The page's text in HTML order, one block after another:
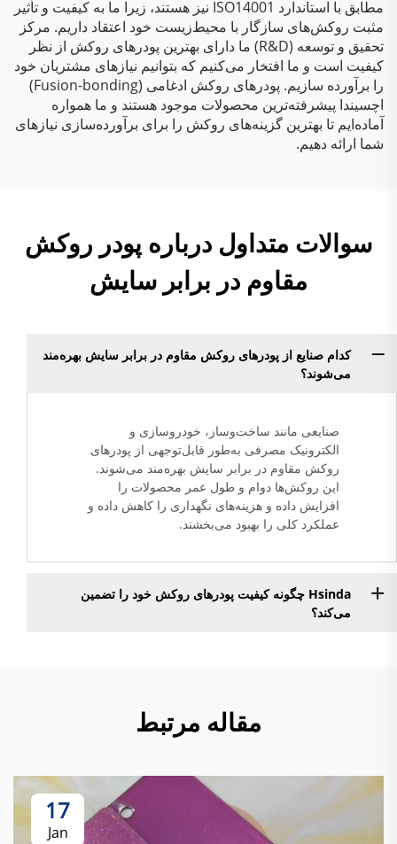
مطابق با استاندارد ISO14001 نیز هستند، زیرا ما به کیفیت و تأثیر
مثبت روکش‌های سازگار با محیط‌زیست خود اعتقاد داریم. مرکز
تحقیق و توسعه (R&D) ما دارای بهترین پودرهای روکش از نظر
کیفیت است و ما افتخار می‌کنیم که بتوانیم نیازهای مشتریان خود
را برآورده سازیم. پودرهای روکش ادغامی (Fusion-bonding)
اچسیندا پیشرفته‌ترین محصولات موجود هستند و ما همواره
آماده‌ایم تا بهترین گزینه‌های روکش را برای برآورده‌سازی نیازهای
شما ارائه دهیم.
سوالات متداول درباره پودر روکش
مقاوم در برابر سایش
کدام صنایع از پودرهای روکش مقاوم در برابر سایش بهره‌مند
می‌شوند؟
صنایعی مانند ساخت‌وساز، خودروسازی و
الکترونیک مصرفی به‌طور قابل‌توجهی از پودرهای
روکش مقاوم در برابر سایش بهره‌مند می‌شوند.
این روکش‌ها دوام و طول عمر محصولات را
افزایش داده و هزینه‌های نگهداری را کاهش داده و
عملکرد کلی را بهبود می‌بخشند.
Hsinda چگونه کیفیت پودرهای روکش خود را تضمین
می‌کند؟
مقاله مرتبط
17
Jan